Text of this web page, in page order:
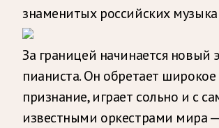
знаменитых российских
За границей начинается новый
пианиста. Он обретает
признание, играет сольно и с
известными оркестрами мира —